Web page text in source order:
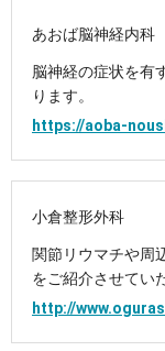
あおば脳神経内科
脳神経の症状を有
ります。
https://aoba-
小倉整形外科
関節リウマチや周
をご紹介させてい
http://